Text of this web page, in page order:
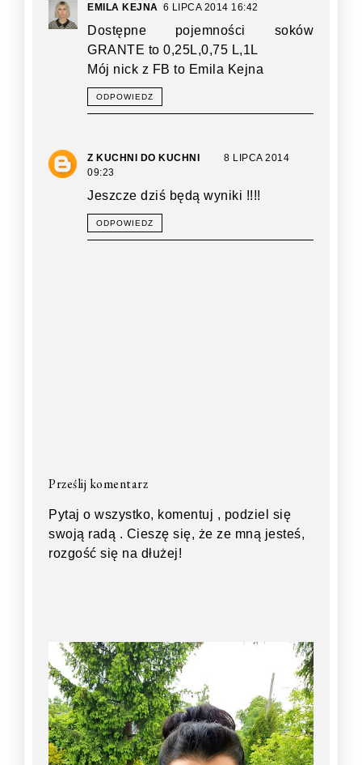
EMILA KEJNA 6 LIPCA 2014 16:42
Dostępne pojemności soków
GRANTE to 0,25L,0,75 L,1L
Mój nick z FB to Emila Kejna
ODPOWIEDZ
Z KUCHNI DO KUCHNI
8 LIPCA 2014
09:23
Jeszcze dziś będą wyniki !!!!
ODPOWIEDZ
Prześlij komentarz
Pytaj o wszystko, komentuj , podziel się
swoją radą . Cieszę się, że ze mną jesteś,
rozgość się na dłużej!